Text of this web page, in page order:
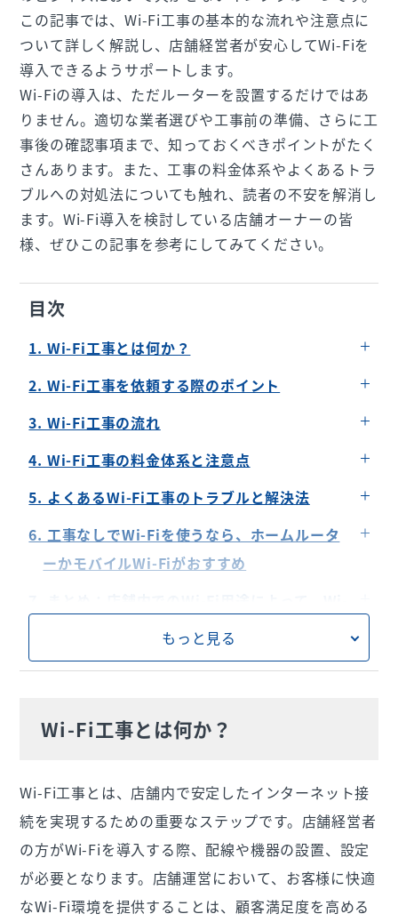
この記事では、Wi-Fi工事の基本的な流れや注意点に
ついて詳しく解説し、店舗経営者が安心してWi-Fiを
導入できるようサポートします。
Wi-Fiの導入は、ただルーターを設置するだけではあ
りません。適切な業者選びや工事前の準備、さらに工
事後の確認事項まで、知っておくべきポイントがたく
さんあります。また、工事の料金体系やよくあるトラ
ブルへの対処法についても触れ、読者の不安を解消し
ます。Wi-Fi導入を検討している店舗オーナーの皆
様、ぜひこの記事を参考にしてみてください。
目次
1. Wi-Fi工事とは何か？
Wi-Fiの基本的な仕組み
2. Wi-Fi工事を依頼する際のポイント
業者選びの基準
3. Wi-Fi工事の流れ
事前準備
4. Wi-Fi工事の料金体系と注意点
一般的な料金の内訳
5. よくあるWi-Fi工事のトラブルと解決法
接続が不安定な場合
電波が届かない場合
6. 工事なしでWi-Fiを使うなら、ホームルータ
ーかモバイルWi-Fiがおすすめ
Fi工事の必要性を決める必要がある
8. USENなら店舗利用に特化したWi-Fiをご用
コンセントに挿すだけ最短3日で利用可能な
「USEN AIR」
Wi-Fi」
もっと見る
Wi-Fi工事とは何か？
Wi-Fi工事とは、店舗内で安定したインターネット接
続を実現するための重要なステップです。店舗経営者
の方がWi-Fiを導入する際、配線や機器の設置、設定
が必要となります。店舗運営において、お客様に快適
なWi-Fi環境を提供することは、顧客満足度を高める